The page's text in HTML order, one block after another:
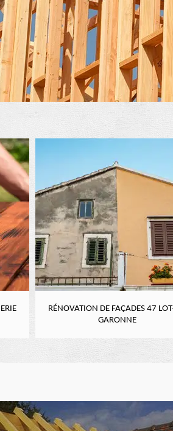
RÉNOVATION DE FAÇADES 47
GARONNE